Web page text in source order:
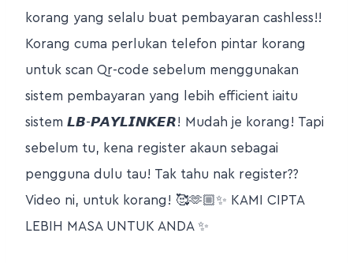
korang yang selalu buat pembayaran cashless!!
Korang cuma perlukan telefon pintar korang
untuk scan Qr-code sebelum menggunakan
sistem pembayaran yang lebih efficient iaitu
sistem 𝙇𝘽-𝙋𝘼𝙔𝙇𝙄𝙉𝙆𝙀𝙍! Mudah je korang! Tapi
sebelum tu, kena register akaun sebagai
pengguna dulu tau! Tak tahu nak register??
Video ni, untuk korang! 🥰🫶🏼✨ KAMI CIPTA
LEBIH MASA UNTUK ANDA ✨